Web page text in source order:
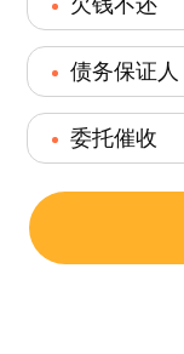
欠钱不还
债务保证人
委托催收